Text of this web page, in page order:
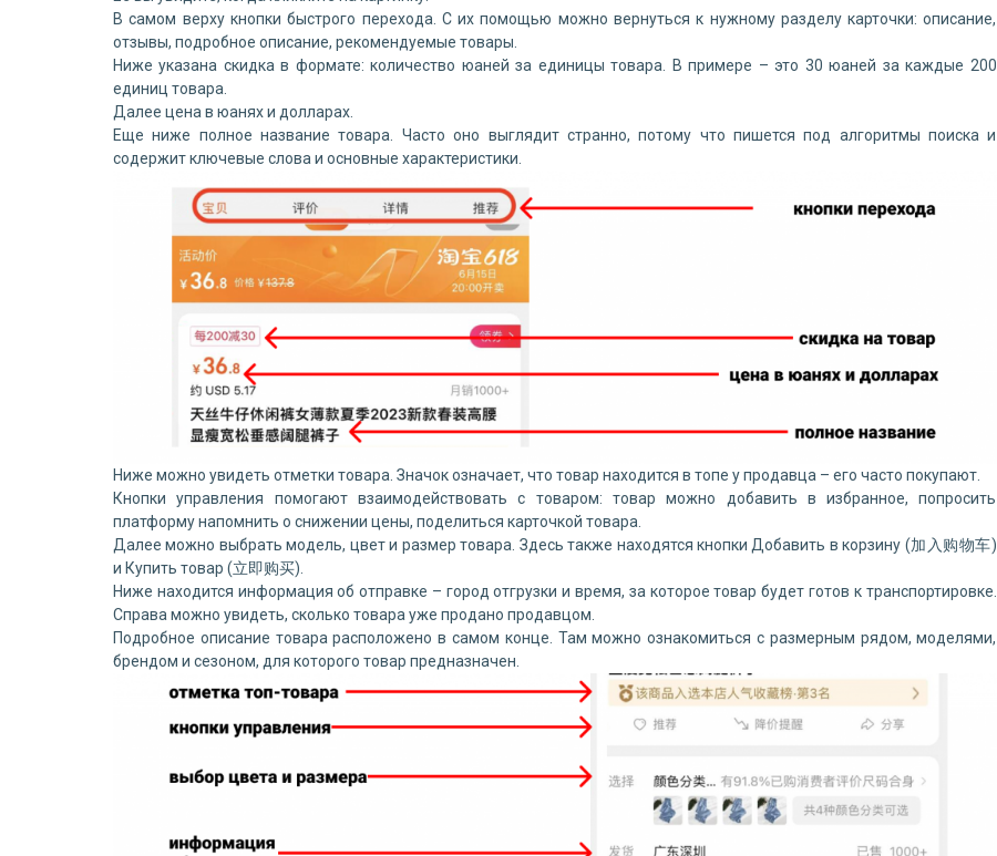
В самом верху кнопки быстрого перехода. С их помощью можно вернуться к нужному разделу карточки: описание,
отзывы, подробное описание, рекомендуемые товары.
Ниже указана скидка в формате: количество юаней за единицы товара. В примере – это 30 юаней за каждые 200
единиц товара.
Далее цена в юанях и долларах.
Еще ниже полное название товара. Часто оно выглядит странно, потому что пишется под алгоритмы поиска и
содержит ключевые слова и основные характеристики.
Ниже можно увидеть отметки товара. Значок означает, что товар находится в топе у продавца – его часто покупают.
Кнопки управления помогают взаимодействовать с товаром: товар можно добавить в избранное, попросить
платформу напомнить о снижении цены, поделиться карточкой товара.
Далее можно выбрать модель, цвет и размер товара. Здесь также находятся кнопки Добавить в корзину (加入购物车)
и Купить товар (立即购买).
Ниже находится информация об отправке – город отгрузки и время, за которое товар будет готов к транспортировке.
Справа можно увидеть, сколько товара уже продано продавцом.
Подробное описание товара расположено в самом конце. Там можно ознакомиться с размерным рядом, моделями,
брендом и сезоном, для которого товар предназначен.